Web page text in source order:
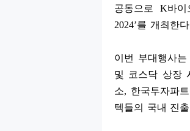
공동으로 K바
2024’를 개최한다
이번 부대행사
및 코스닥 상장
소, 한국투자파
텍들의 국내 진